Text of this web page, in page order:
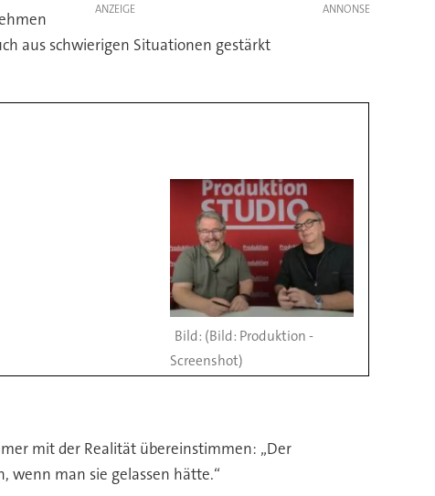
ANZEIGE
aus schwierigen Situationen gestärkt
(Bild: Produktion -
Screenshot)
mit der Realität übereinstimmen: „Der
wenn man sie gelassen hätte.“